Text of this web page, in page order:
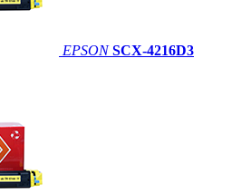
EPSON SCX-4216D3